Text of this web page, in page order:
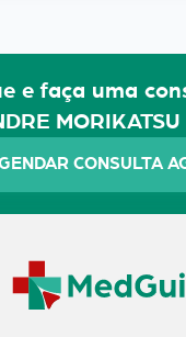
e faça uma
MORIKATSU
CONSULTA